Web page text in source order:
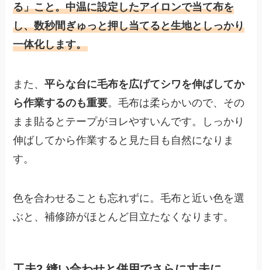
る」こと。中温に設定したアイロンで当て布を
し、数秒間ぎゅっと押し当てると生地としっかり
一体化します。
また、平らな台に毛布を広げてシワを伸ばしてか
ら作業するのも重要。毛布は柔らかいので、その
まま貼るとテープがヨレやすいんです。しっかり
伸ばしてから作業すると見た目も自然になりま
す。
色を合わせることも忘れずに。毛布と近い色を選
ぶと、補修跡がほとんど目立たなくなります。